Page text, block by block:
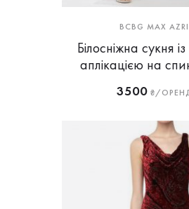
BCBG MAX
Білосніжна сукня
аплікацією на
3500₴/